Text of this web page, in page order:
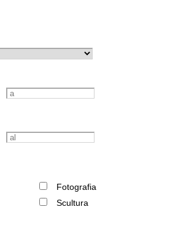
Fotografia
Scultura